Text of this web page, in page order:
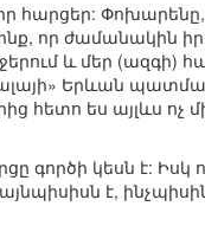
հարցեր:
որ ժամանակին
և մեր (ազգի)
Երևան
հետո ես այլևս ոչ
գործի կեսն է: Իսկ
է,